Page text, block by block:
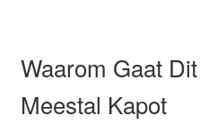
Waarom Gaat
Meestal Kapot